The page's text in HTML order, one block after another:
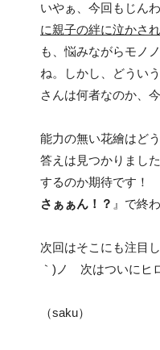
いやぁ、今回もじん
に親子の絆に泣かさ
も、悩みながらモノ
ね。しかし、どうい
さんは何者なのか、
能力の無い花繪はど
答えは見つかりまし
するのか期待です！
さぁぁん！？ 』で終
次回はそこにも注目
｀)ノ 次はついにヒ
（saku）